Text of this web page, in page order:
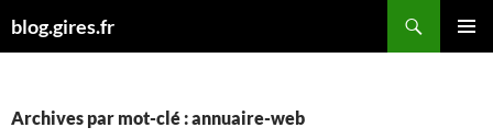
aublog.gires.fr
Archives par mot-clé : annuaire-web